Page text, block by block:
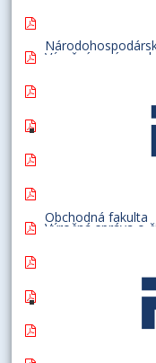
Obchodná fakulta
Výročná správa o
Výročná správa o
Výročná správa o
Výročná správa o
Výročná správa o
Výročná správa o